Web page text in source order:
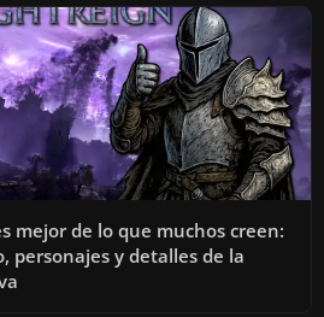
mejor de lo que muchos creen:
personajes y detalles de la